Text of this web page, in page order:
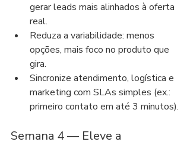
gerar leads mais alinhados à oferta
real.
Reduza a variabilidade: menos
opções, mais foco no produto que
gira.
Sincronize atendimento, logística e
marketing com SLAs simples (ex.:
primeiro contato em até 3 minutos).
Semana 4 — Eleve a